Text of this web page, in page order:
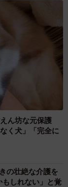
ん坊な元保護
く犬」「完全に
の壮絶な介護を
しれない」と覚